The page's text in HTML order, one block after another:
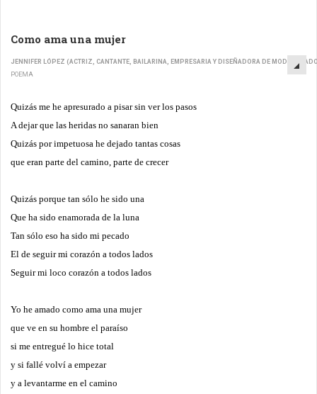
Como ama una mujer
JENNIFER LÓPEZ (ACTRIZ, CANTANTE, BAILARINA, EMPRESARIA Y DISEÑADORA DE MODA
POEMA
Quizás me he apresurado a pisar sin ver los pasos
A dejar que las heridas no sanaran bien
Quizás por impetuosa he dejado tantas cosas
que eran parte del camino, parte de crecer
Quizás porque tan sólo he sido una
Que ha sido enamorada de la luna
Tan sólo eso ha sido mi pecado
El de seguir mi corazón a todos lados
Seguir mi loco corazón a todos lados
Yo he amado como ama una mujer
que ve en su hombre el paraíso
si me entregué lo hice total
y si fallé volví a empezar
y a levantarme en el camino